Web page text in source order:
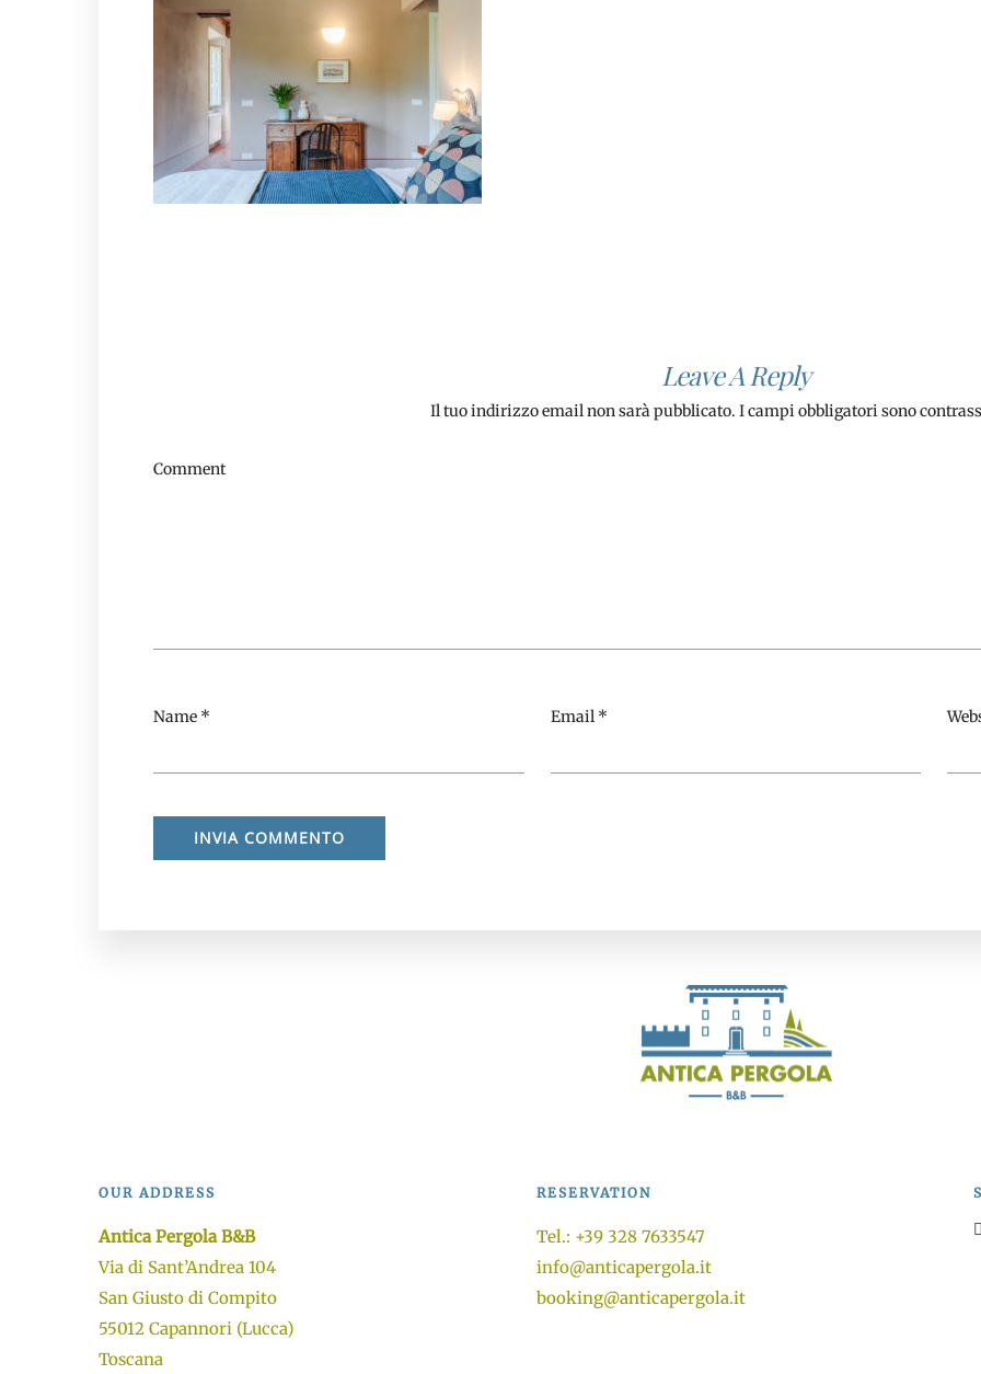
Leave A Reply
Il tuo indirizzo email non sarà pubblicato. I campi obbligatori sono
Comment
Name * Email *
OUR ADDRESS
Antica Pergola B&B
Via di Sant’Andrea 104
San Giusto di Compito
55012 Capannori (Lucca)
Toscana
RESERVATION
Tel.: +39 328 7633547
info@anticapergola.it
booking@anticapergola.it